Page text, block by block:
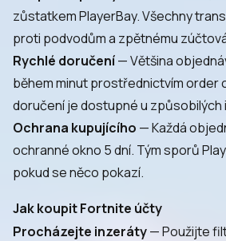
zůstatkem PlayerBay. Všechny
proti podvodům a zpětnému
Rychlé doručení— Většina
během minut prostřednictvím order
doručení je dostupné u způsobilých
Ochrana kupujícího — Každá
ochranné okno 5 dní. Tým sporů
pokud se něco pokazí.
Jak koupit Fortnite účty
Procházejte inzeráty— Použijte